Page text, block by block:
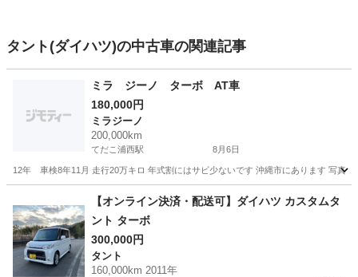
タント(ダイハツ)の中古車の関連記事
ミラ ジーノ ターボ AT車
180,000円
ミラジーノ
200,000km
てだこ浦西駅 8月6日
12年 車検8年11月 走行20万キロ 年式割にはサビ少ないです 沖縄市にあります 写真後
てだこ浦西駅 ミラジーノ AT車
【オンライン決済・配送可】ダイハツ カスタムタ
ント ターボ
300,000円
タント
160,000km 2011年